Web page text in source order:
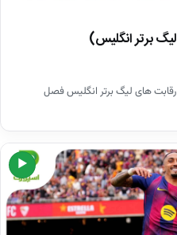
خلاصه بازی لیورپول – تاتنهام در هفته 30 رقابت های لیگ برتر انگلیس فصل
▶